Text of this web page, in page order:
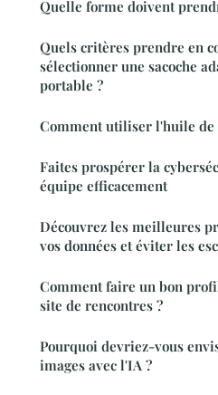
Quelle forme doivent
Quels critères prendre en
sélectionner une sacoche
portable ?
Comment utiliser l'huile
Faites prospérer la
équipe efficacement
Découvrez les meilleures
vos données et éviter les
Comment faire un bon
site de rencontres ?
Pourquoi devriez-vous
images avec l'IA ?